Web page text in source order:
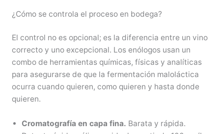
¿Cómo se controla el proceso en bodega?
El control no es opcional; es la diferencia entre un vino
correcto y uno excepcional. Los enólogos usan un
combo de herramientas químicas, físicas y analíticas
para asegurarse de que la fermentación maloláctica
ocurra cuando quieren, como quieren y hasta donde
quieren.
Cromatografía en capa fina. Barata y rápida.